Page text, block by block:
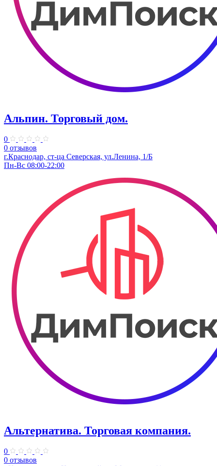
Альпин. Торговый дом.
0
0 отзывов
г.Краснодар, ст-ца Северская, ул.Ленина, 1/Б
Пн-Вс 08:00-22:00
Альтернатива. Торговая компания.
0
0 отзывов